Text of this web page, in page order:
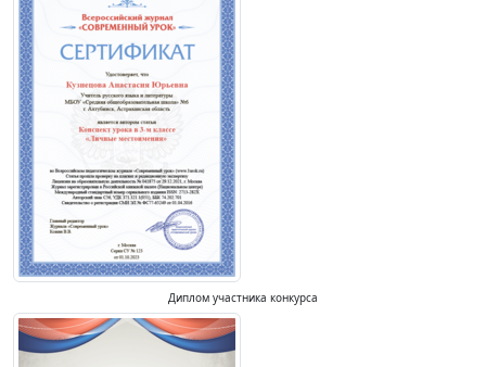
Диплом участника конкурса